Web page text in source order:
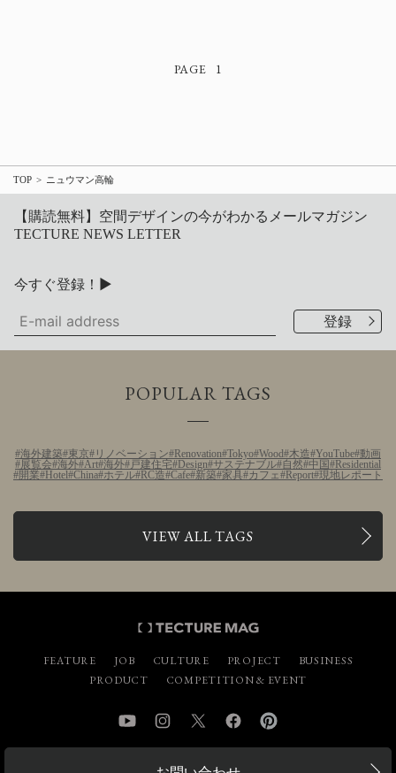
1
TOP ニュウマン高輪
【購読無料】空間デザインの今がわかるメールマガジン
TECTURE NEWS LETTER
今すぐ登録！▶
POPULAR TAGS
海外建築 東京 リノベーション Renovation Tokyo Wood 木造 YouTube 動画
展覧会 海外 Art 海外 戸建住宅 Design サステナブル 自然 中国 Residential
開業 Hotel China ホテル RC造 Cafe 新築 家具 カフェ Report 現地レポート
VIEW ALL TAGS
FEATURE JOB CULTURE PROJECT
BUSINESS
PRODUCT
COMPETITION & EVENT
YouTube InstagramTwitter Facebook